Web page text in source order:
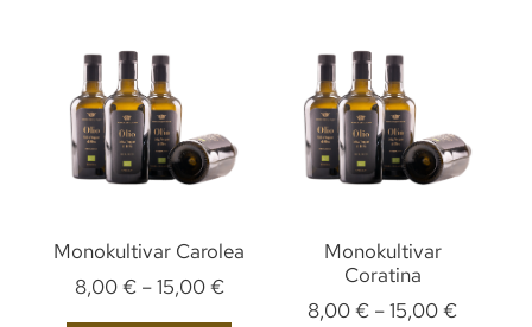
Monokultivar Carolea
8,00€ –15,00€
Monokultivar
Coratina
8,00€ –15,00€